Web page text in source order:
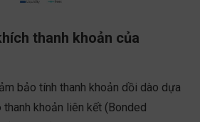
thanh khoản của
bảo tính thanh khoản dồi dào dựa
khoản liên kết (Bonded